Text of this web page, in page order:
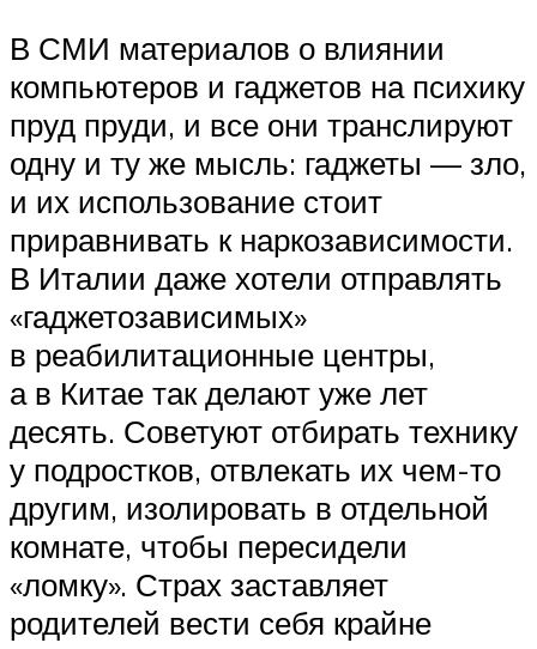
В СМИ материалов о влиянии
компьютеров и гаджетов на психику
пруд пруди, и все они транслируют
одну и ту же мысль: гаджеты — зло,
и их использование стоит
приравнивать к наркозависимости.
В Италии даже хотели отправлять
«гаджетозависимых»
в реабилитационные центры,
а в Китае так делают уже лет
десять. Советуют отбирать технику
у подростков, отвлекать их чем-то
другим, изолировать в отдельной
комнате, чтобы пересидели
«ломку». Страх заставляет
родителей вести себя крайне